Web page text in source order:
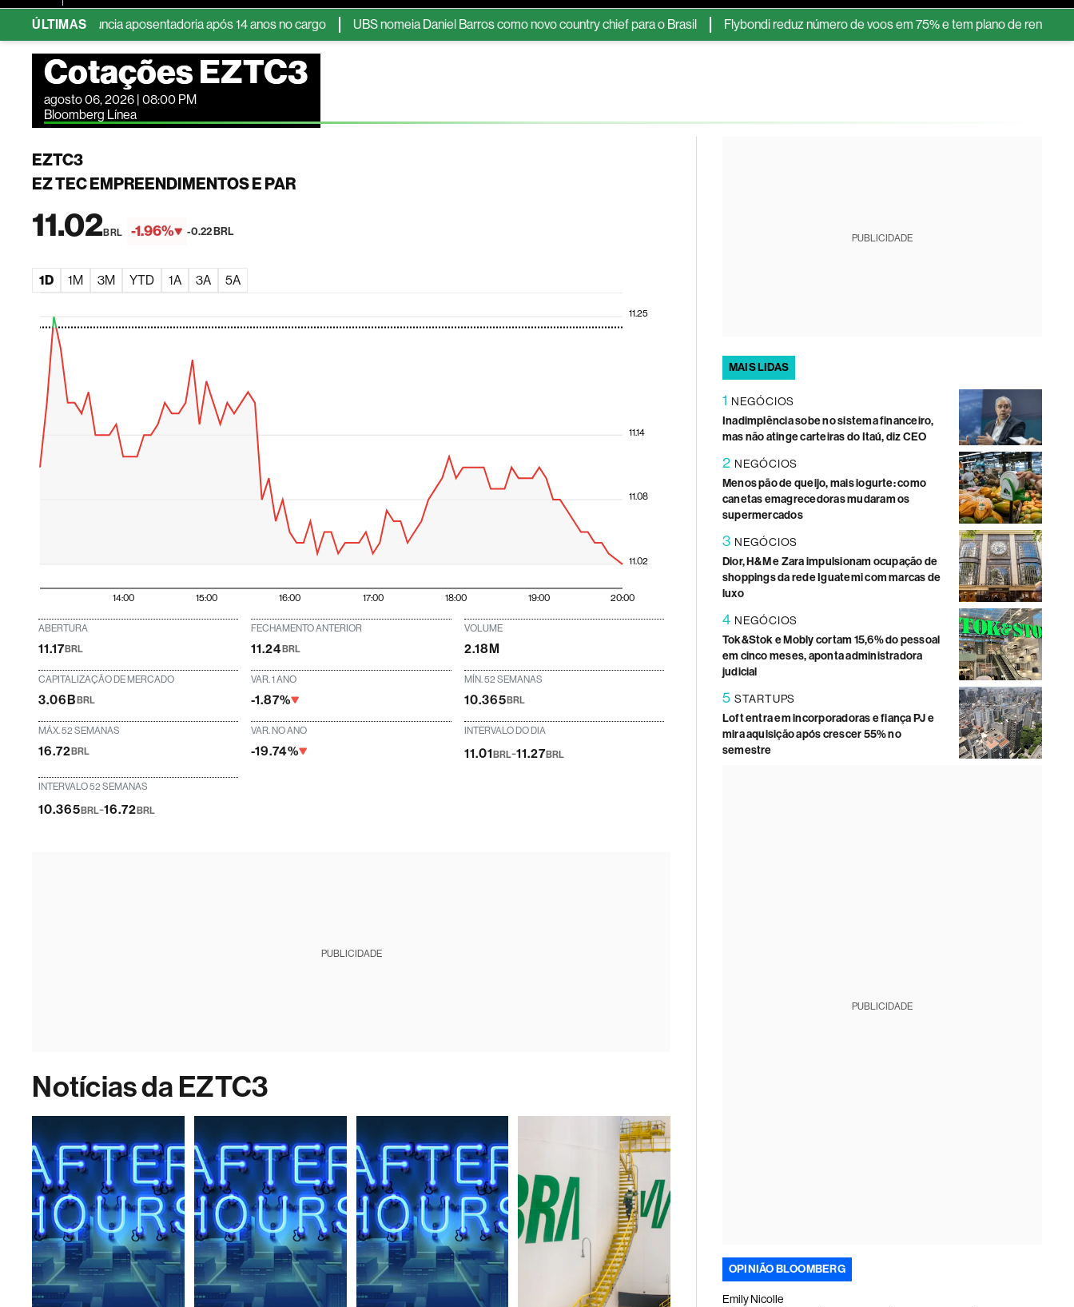
ESG Soluções de publicidade Bloomberg Línea Assinatura
ÚLTIMAS
EUA anuncia aposentadoria após 14 anos no cargo UBS nomeia Daniel Barros como novo country chief para o Brasil Flybondi reduz número de voos em 75% e tem plano de renovação de
Cotações EZTC3
agosto 06, 2026 | 08:00 PM
Bloomberg Línea
EZTC3
EZ TEC EMPREENDIMENTOS E PAR
11.02BRL -1.96% -0.22 BRL
1D 1M 3M YTD 1A 3A 5A
14:00 15:00 16:00 17:00 18:00 19:00 20:00
11.02
11.08
11.14
11.25
ABERTURA
11.17BRL
FECHAMENTO ANTERIOR
11.24BRL
VOLUME
2.18M
CAPITALIZAÇÃO DE MERCADO
3.06BBRL
VAR. 1 ANO
-1.87%
MÍN. 52 SEMANAS
10.365BRL
MÁX. 52 SEMANAS
16.72BRL
VAR. NO ANO
-19.74%
INTERVALO DO DIA
11.01 BRL-11.27BRL
INTERVALO 52 SEMANAS
10.365BRL-16.72BRL
PUBLICIDADE
Notícias da EZTC3
PUBLICIDADE
MAIS LIDAS
1 NEGÓCIOS
Inadimplência sobe no sistema financeiro,
mas não atinge carteiras do Itaú, diz CEO
2 NEGÓCIOS
Menos pão de queijo, mais iogurte: como
canetas emagrecedoras mudaram os
supermercados
3 NEGÓCIOS
Dior, H&M e Zara impulsionam ocupação de
shoppings da rede Iguatemi com marcas de
luxo
4 NEGÓCIOS
Tok&Stok e Mobly cortam 15,6% do pessoal
em cinco meses, aponta administradora
judicial
5 STARTUPS
Loft entra em incorporadoras e fiança PJ e
mira aquisição após crescer 55% no
semestre
PUBLICIDADE
OPINIÃO BLOOMBERG
Emily Nicolle